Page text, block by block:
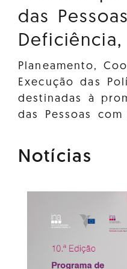
das
Deficiência,
Planeamento,
Execução das
destinadas à
das Pessoas
Notícias